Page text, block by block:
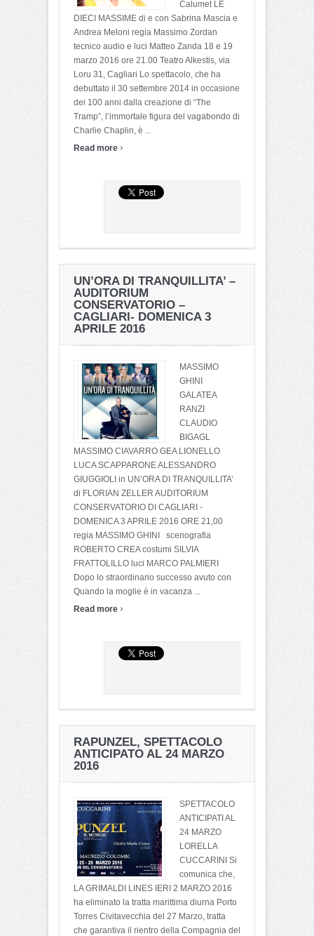
Calumet LE
DIECI MASSIME di e con Sabrina Mascia e
Andrea Meloni regia Massimo Zordan
tecnico audio e luci Matteo Zanda 18 e 19
marzo 2016 ore 21.00 Teatro Alkestis, via
Loru 31, Cagliari Lo spettacolo, che ha
debuttato il 30 settembre 2014 in occasione
dei 100 anni dalla creazione di “The
Tramp”, l’immortale figura del vagabondo di
Charlie Chaplin, è ...
Read more ›
UN’ORA DI TRANQUILLITA’ –
AUDITORIUM
CONSERVATORIO –
CAGLIARI- DOMENICA 3
APRILE 2016
MASSIMO
GHINI
GALATEA
RANZI
CLAUDIO
BIGAGL
MASSIMO CIAVARRO GEA LIONELLO
LUCA SCAPPARONE ALESSANDRO
GIUGGIOLI in UN’ORA DI TRANQUILLITA’
di FLORIAN ZELLER AUDITORIUM
CONSERVATORIO DI CAGLIARI -
DOMENICA 3 APRILE 2016 ORE 21,00
regia MASSIMO GHINI scenografia
ROBERTO CREA costumi SILVIA
FRATTOLILLO luci MARCO PALMIERI
Dopo lo straordinario successo avuto con
Quando la moglie è in vacanza ...
Read more ›
RAPUNZEL, SPETTACOLO
ANTICIPATO AL 24 MARZO
2016
SPETTACOLO
ANTICIPATI AL
24 MARZO
LORELLA
CUCCARINI Si
comunica che,
LA GRIMALDI LINES IERI 2 MARZO 2016
ha eliminato la tratta marittima diurna Porto
Torres Civitavecchia del 27 Marzo, tratta
che garantiva il rientro della Compagnia del